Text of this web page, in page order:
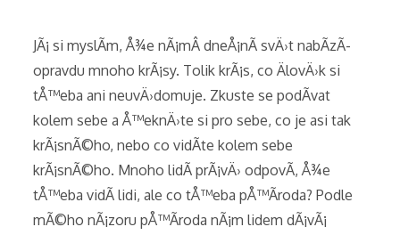
JÃ¡ si myslÃ­m, Å¾e nÃ¡mÂ dneÅ¡nÃ­ svÄ›t nabÃ­zÃ­
opravdu mnoho krÃ¡sy. Tolik krÃ¡s, co ÄlovÄ›k si
tÅ™eba ani neuvÄ›domuje. Zkuste se podÃ­vat
kolem sebe a Å™eknÄ›te si pro sebe, co je asi tak
krÃ¡snÃ©ho, nebo co vidÃ­te kolem sebe
krÃ¡snÃ©ho. Mnoho lidÃ­ prÃ¡vÄ› odpovÃ­, Å¾e
tÅ™eba vidÃ­ lidi, ale co tÅ™eba pÅ™Ã­roda? Podle
mÃ©ho nÃ¡zoru pÅ™Ã­roda nÃ¡m lidem dÃ¡vÃ¡